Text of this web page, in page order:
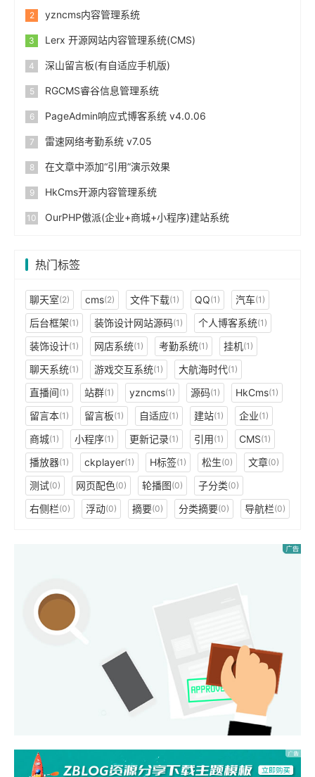
yzncms内容管理系统
Lerx 开源网站内容管理系统(CMS)
深山留言板(有自适应手机版)
RGCMS睿谷信息管理系统
PageAdmin响应式博客系统 v4.0.06
雷速网络考勤系统 v7.05
在文章中添加“引用”演示效果
HkCms开源内容管理系统
OurPHP傲派(企业+商城+小程序)建站系统
热门标签
聊天室(2) cms(2) 文件下载(1) QQ(1) 汽车(1)
后台框架(1) 装饰设计网站源码(1) 个人博客系统(1)
装饰设计(1) 网店系统(1) 考勤系统(1) 挂机(1)
聊天系统(1) 游戏交互系统(1) 大航海时代(1)
直播间(1) 站群(1) yzncms(1) 源码(1) HkCms(1)
留言本(1) 留言板(1) 自适应(1) 建站(1) 企业(1)
商城(1) 小程序(1) 更新记录(1) 引用(1) CMS(1)
播放器(1) ckplayer(1) H标签(1) 松生(0) 文章(0)
测试(0) 网页配色(0) 轮播图(0) 子分类(0)
右侧栏(0) 浮动(0) 摘要(0) 分类摘要(0) 导航栏(0)